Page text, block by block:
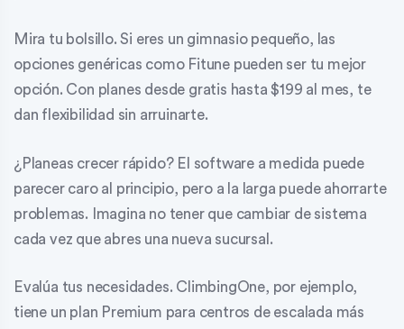
Mira tu bolsillo. Si eres un gimnasio pequeño, las
opciones genéricas como Fitune pueden ser tu mejor
opción. Con planes desde gratis hasta $199 al mes, te
dan flexibilidad sin arruinarte.
¿Planeas crecer rápido? El software a medida puede
parecer caro al principio, pero a la larga puede ahorrarte
problemas. Imagina no tener que cambiar de sistema
cada vez que abres una nueva sucursal.
Evalúa tus necesidades. ClimbingOne, por ejemplo,
tiene un plan Premium para centros de escalada más